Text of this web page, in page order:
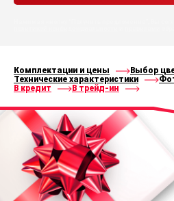
Комплектации и цены
Выбор
Технические характеристики
В кредит
В трейд-ин